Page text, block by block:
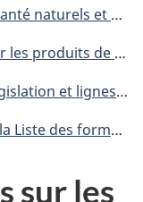
: prochaines étapes
de santé naturels
– Produits de santé naturels
remplacement de la nicotine : Aperçu
sur les